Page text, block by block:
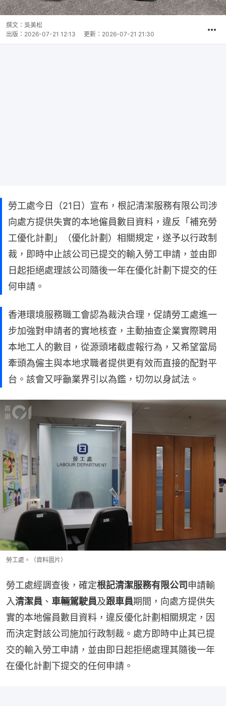
撰文： 吳美松
出版： 2026-07-21 12:13 更新： 2026-07-21 21:30
勞工處今日（21日）宣布，根記清潔服務有限公司涉
向處方提供失實的本地僱員數目資料，違反「補充勞
工優化計劃」（優化計劃）相關規定，遂予以行政制
裁，即時中止該公司已提交的輸入勞工申請，並由即
日起拒絕處理該公司隨後一年在優化計劃下提交的任
何申請。
香港環境服務職工會認為裁決合理，促請勞工處進一
步加強對申請者的實地核查，主動抽查企業實際聘用
本地工人的數目，從源頭堵截虛報行為，又希望當局
牽頭為僱主與本地求職者提供更有效而直接的配對平
台。該會又呼籲業界引以為鑑，切勿以身試法。
勞工處。（資料圖片）
勞工處經調查後，確定根記清潔服務有限公司 申請輸
入清潔員 、 車輛駕駛員及跟車員期間，向處方提供失
實的本地僱員數目資料，違反優化計劃相關規定，因
而決定對該公司施加行政制裁。處方即時中止其已提
交的輸入勞工申請，並由即日起拒絕處理其隨後一年
在優化計劃下提交的任何申請。